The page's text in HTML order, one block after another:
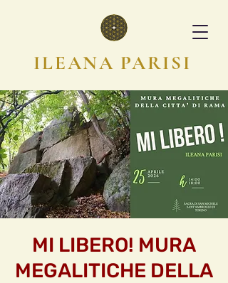
ILEANA PARISI
MI LIBERO! MURA
MEGALITICHE DELLA